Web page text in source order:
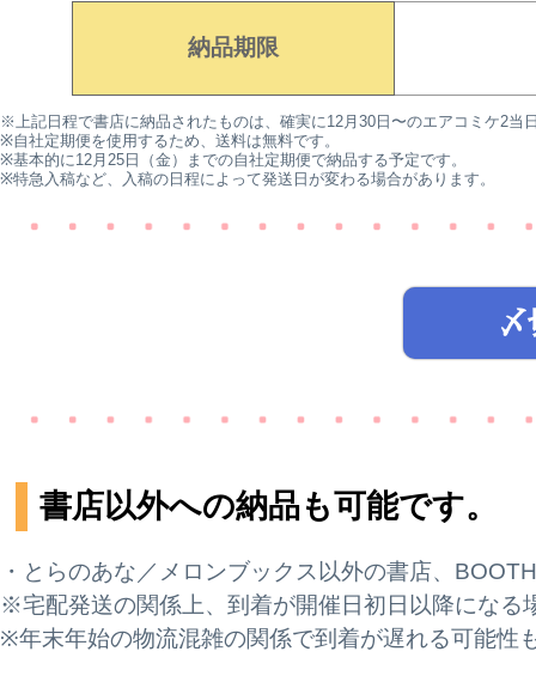
納品期限
※上記日程で書店に納品されたものは、確実に12月30日〜のエアコミケ2当
※自社定期便を使用するため、送料は無料です。
※基本的に12月25日（金）までの自社定期便で納品する予定です。
※特急入稿など、入稿の日程によって発送日が変わる場合があります。
〆
書店以外への納品も可能です。
・とらのあな／メロンブックス以外の書店、
※宅配発送の関係上、到着が開催日初日以降になる
※年末年始の物流混雑の関係で到着が遅れる可能性